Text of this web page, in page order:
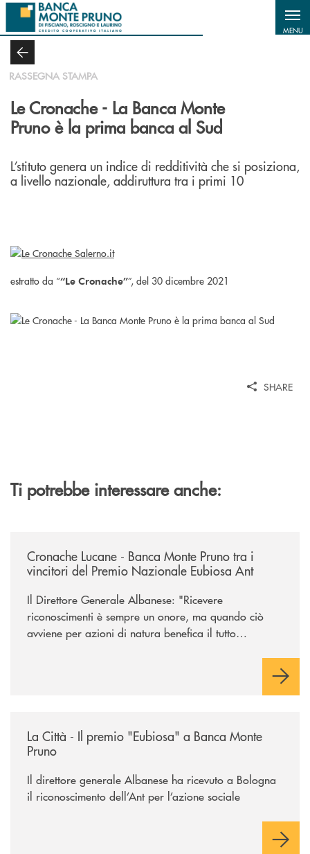
Salta al contenuto principale
MENU
RASSEGNA STAMPA
Le Cronache - La Banca Monte
Pruno è la prima banca al Sud
L’stituto genera un indice di redditività che si posiziona,
a livello nazionale, addiruttura tra i primi 10
estratto da ““Le Cronache””, del 30 dicembre 2021
SHARE
Ti potrebbe interessare anche:
Cronache Lucane - Banca Monte Pruno tra i
vincitori del Premio Nazionale Eubiosa Ant
Il Direttore Generale Albanese: "Ricevere
riconoscimenti è sempre un onore, ma quando ciò
avviene per azioni di natura benefica il tutto
La Città - Il premio "Eubiosa" a Banca Monte
Pruno
Il direttore generale Albanese ha ricevuto a Bologna
il riconoscimento dell’Ant per l’azione sociale